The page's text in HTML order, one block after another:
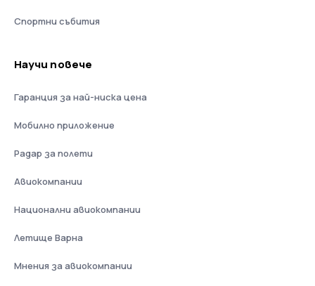
Спортни събития
Научи повече
Гаранция за най-ниска цена
Мобилно приложение
Радар за полети
Авиокомпании
Национални авиокомпании
Летище Варна
Мнения за авиокомпании